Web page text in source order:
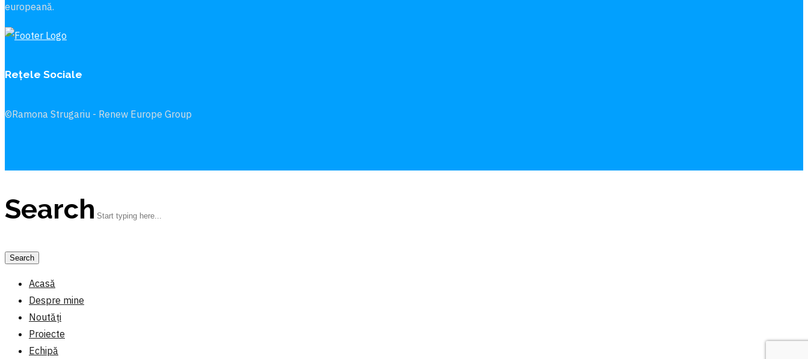
europeană.
Rețele Sociale
©Ramona Strugariu - Renew Europe Group
Search
Acasă
Despre mine
Noutăți
Proiecte
Echipă